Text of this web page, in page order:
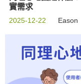
實需求
2025-12-22 Eason